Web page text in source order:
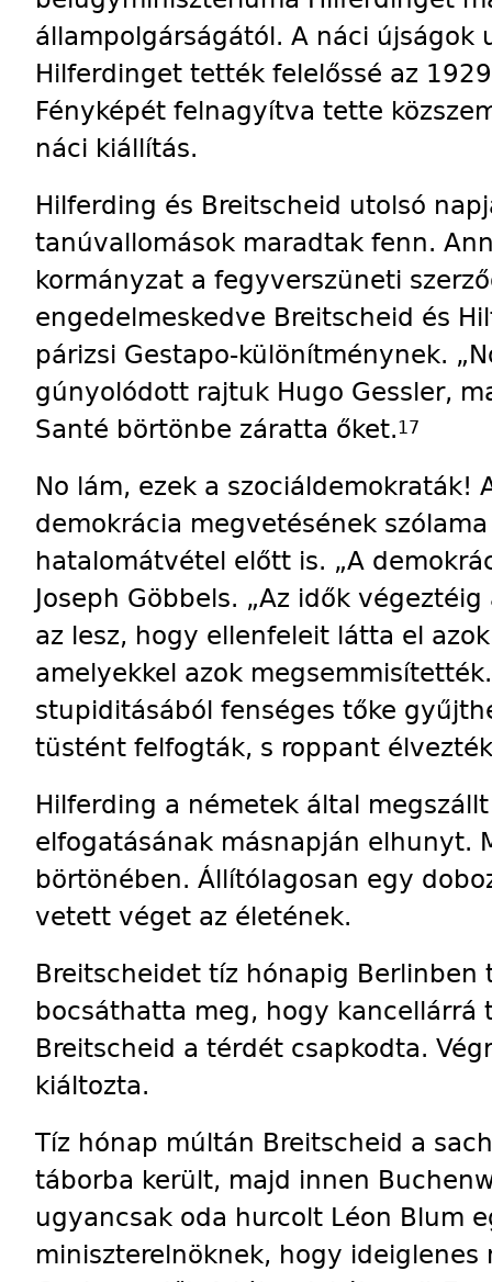
állampolgárságától. A náci újságok
Hilferdinget tették felelőssé az
Fényképét felnagyítva tette
náci kiállítás.
Hilferding és Breitscheid utolsó
tanúvallomások maradtak fenn.
kormányzat a fegyverszüneti
engedelmeskedve Breitscheid és
párizsi Gestapo-különítménynek.
gúnyolódott rajtuk Hugo Gessler,
Santé börtönbe záratta őket.17
No lám, ezek a szociáldemokraták!
demokrácia megvetésének
hatalomátvétel előtt is. „A
Joseph Göbbels. „Az idők
az lesz, hogy ellenfeleit látta el
amelyekkel azok
stupiditásából fenséges tőke
tüstént felfogták, s roppant
Hilferding a németek által
elfogatásának másnapján elhunyt.
börtönében. Állítólagosan egy
vetett véget az életének.
Breitscheidet tíz hónapig
bocsáthatta meg, hogy kancel­lárrá
Breitscheid a térdét csapkodta.
kiáltozta.
Tíz hónap múltán Breitscheid a
táborba került, majd innen
ugyancsak oda hurcolt Léon Blum
miniszterelnöknek, hogy